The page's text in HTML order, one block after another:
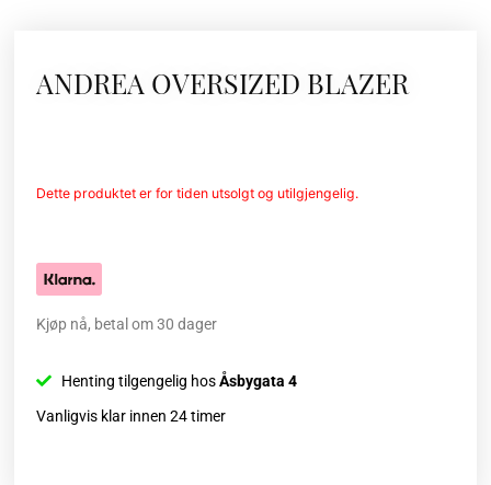
ANDREA OVERSIZED BLAZER
Dette produktet er for tiden utsolgt og utilgjengelig.
Kjøp nå, betal om 30 dager
Henting tilgengelig hosÅsbygata 4
Vanligvis klar innen 24 timer